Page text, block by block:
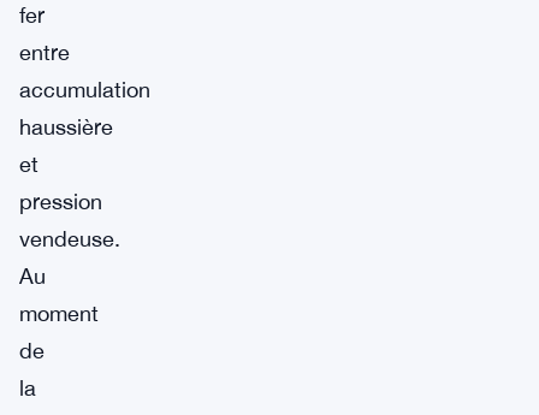
fer
entre
accumulation
haussière
et
pression
vendeuse.
Au
moment
de
la